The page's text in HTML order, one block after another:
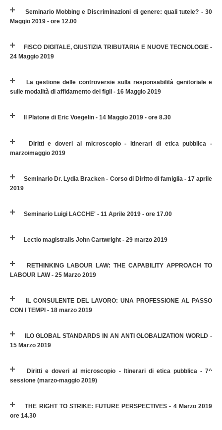
Seminario Mobbing e Discriminazioni di genere: quali tutele? - 30
Maggio 2019 - ore 12.00
FISCO DIGITALE, GIUSTIZIA TRIBUTARIA E NUOVE TECNOLOGIE -
24 Maggio 2019
La gestione delle controversie sulla responsabilità genitoriale e
sulle modalità di affidamento dei figli - 16 Maggio 2019
Il Platone di Eric Voegelin - 14 Maggio 2019 - ore 8.30
Diritti e doveri al microscopio - Itinerari di etica pubblica -
marzo/maggio 2019
Seminario Dr. Lydia Bracken - Corso di Diritto di famiglia - 17 aprile
2019
Seminario Luigi LACCHE' - 11 Aprile 2019 - ore 17.00
Lectio magistralis John Cartwright - 29 marzo 2019
RETHINKING LABOUR LAW: THE CAPABILITY APPROACH TO
LABOUR LAW - 25 Marzo 2019
IL CONSULENTE DEL LAVORO: UNA PROFESSIONE AL PASSO
CON I TEMPI - 18 marzo 2019
ILO GLOBAL STANDARDS IN AN ANTI GLOBALIZATION WORLD -
15 Marzo 2019
Diritti e doveri al microscopio - Itinerari di etica pubblica - 7^
sessione (marzo-maggio 2019)
THE RIGHT TO STRIKE: FUTURE PERSPECTIVES - 4 Marzo 2019
ore 14.30